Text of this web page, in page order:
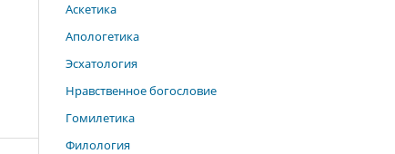
Аскетика
Апологетика
Эсхатология
Нравственное богословие
Гомилетика
Филология